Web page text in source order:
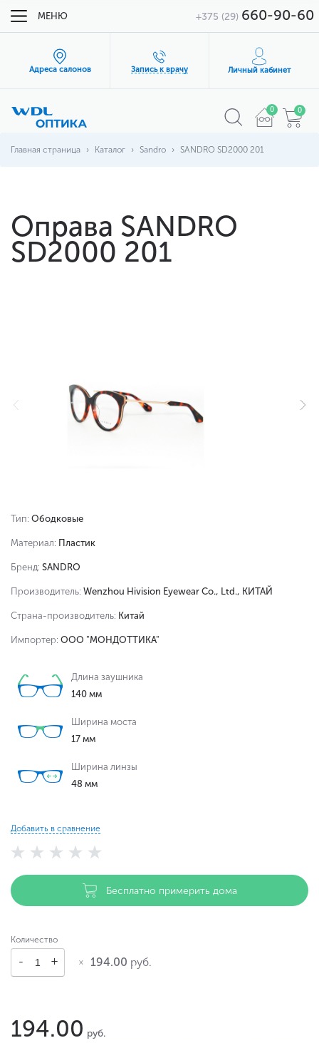
МЕНЮ +375 (29) 660-90-60
Адреса салонов Запись к врачу Личный кабинет
0 0
Главная страница Каталог Sandro SANDRO SD2000 201
Оправа SANDRO
SD2000 201
Тип: Ободковые
Материал: Пластик
Бренд: SANDRO
Производитель: Wenzhou Hivision Eyewear Co., Ltd., КИТАЙ
Страна-производитель: Китай
Импортер: ООО "МОНДОТТИКА"
Длина заушника
140 мм
Ширина моста
17 мм
Ширина линзы
48 мм
Добавить в сравнение
Бесплатно примерить дома
Количество
194.00 руб.
194.00 руб.